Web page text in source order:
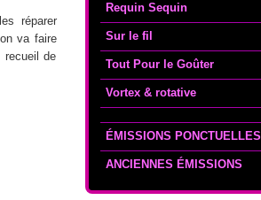
Requin Sequin
Sur le fil
Tout Pour le Goûter
Vortex & rotative
ÉMISSIONS PONCTUELLES
ANCIENNES ÉMISSIONS
réparer
va faire
recueil de